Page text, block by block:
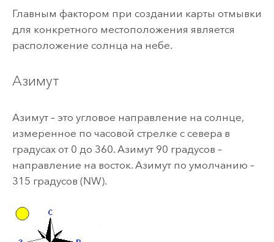
Главным фактором при создании карты отмывки
для конкретного местоположения является
расположение солнца на небе.
Азимут
Азимут – это угловое направление на солнце,
измеренное по часовой стрелке с севера в
градусах от 0 до 360. Азимут 90 градусов –
направление на восток. Азимут по умолчанию –
315 градусов (NW).